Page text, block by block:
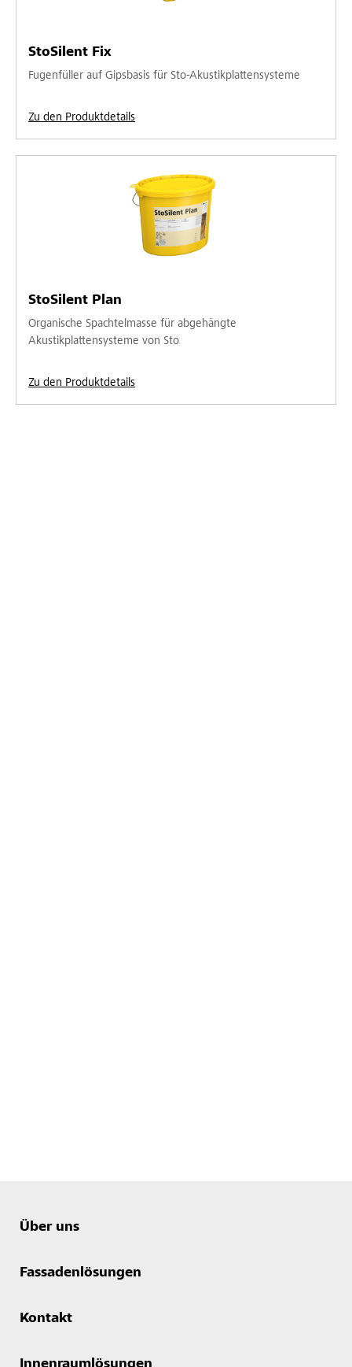
StoSilent Fix
Fugenfüller auf Gipsbasis für Sto-Akustikplattensysteme
Zu den Produktdetails
StoSilent Plan
Organische Spachtelmasse für abgehängte
Akustikplattensysteme von Sto
Zu den Produktdetails
Über uns
Fassadenlösungen
Kontakt